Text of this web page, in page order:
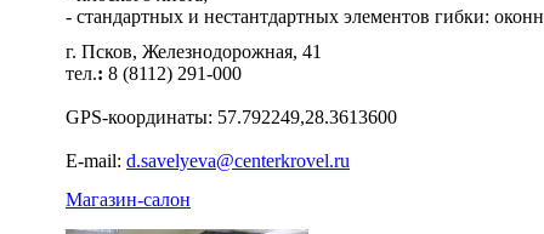
- стандартных и нестантдартных элементов гибки:
г. Псков, Железнодорожная, 41
тел.: 8 (8112) 291-000
GPS-координаты: 57.792249,28.3613600
E-mail: d.savelyeva@centerkrovel.ru
Магазин-салон